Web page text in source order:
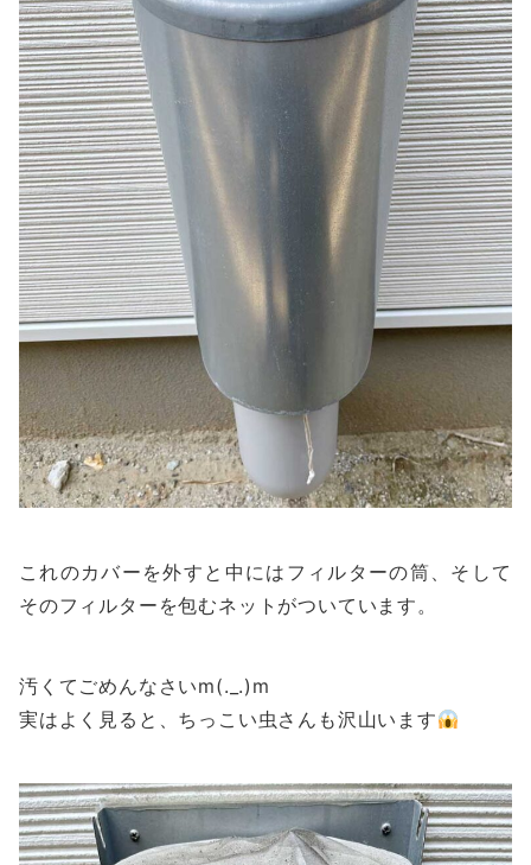
これのカバーを外すと中にはフィルターの筒、そして
そのフィルターを包むネットがついています。
汚くてごめんなさいm(._.)m
実はよく見ると、ちっこい虫さんも沢山います